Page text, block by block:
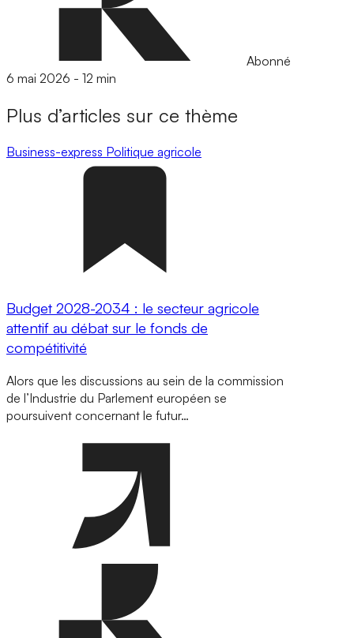
Abonné
6 mai 2026 - 12 min
Plus d’articles sur ce thème
Business-express Politique agricole
Budget 2028-2034 : le secteur agricole
attentif au débat sur le fonds de
compétitivité
Alors que les discussions au sein de la commission
de l’Industrie du Parlement européen se
poursuivent concernant le futur…